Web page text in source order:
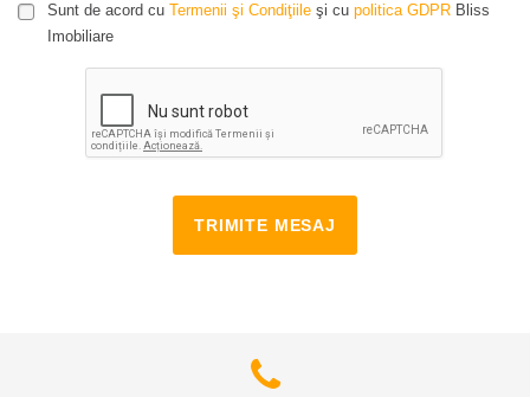
Sunt de acord cu Termenii şi Condiţiile şi cu politica GDPR Bliss
Imobiliare
TRIMITE MESAJ